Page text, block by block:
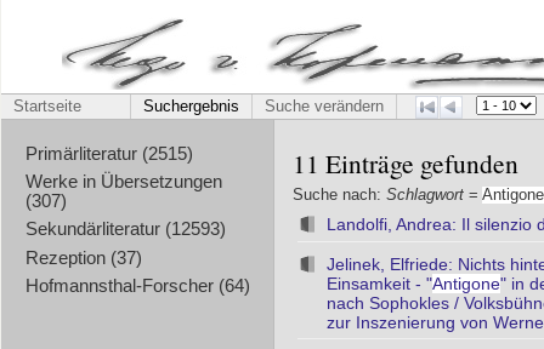
Startseite Suchergebnis Suche verändern
Primärliteratur (2515)
Werke in Übersetzungen
(307)
Sekundärliteratur (12593)
Rezeption (37)
Hofmannsthal-Forscher (64)
11 Einträge gefunden
Suche nach: Schlagwort = Antigone
Landolfi, Andrea: Il silenzio
Jelinek, Elfriede: Nichts
Einsamkeit - "Antigone" in
nach Sophokles /
zur Inszenierung von